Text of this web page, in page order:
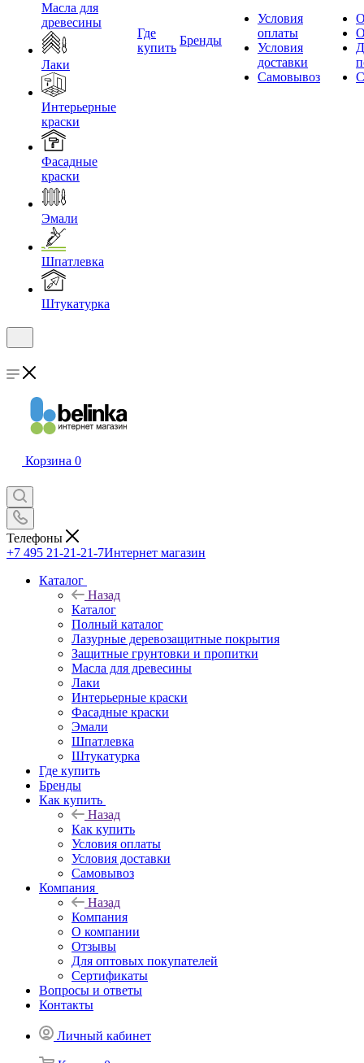
Масла для
древесины
Лаки
Интерьерные
краски
Фасадные
краски
Эмали
Шпатлевка
Штукатурка
Где
купить
Бренды
Условия
оплаты
Условия
доставки
Самовывоз
Корзина 0
Телефоны
+7 495 21-21-21-7Интернет магазин
Каталог
Назад
Каталог
Полный каталог
Лазурные деревозащитные покрытия
Защитные грунтовки и пропитки
Масла для древесины
Лаки
Интерьерные краски
Фасадные краски
Эмали
Шпатлевка
Штукатурка
Где купить
Бренды
Как купить
Назад
Как купить
Условия оплаты
Условия доставки
Самовывоз
Компания
Назад
Компания
О компании
Отзывы
Для оптовых покупателей
Сертификаты
Вопросы и ответы
Контакты
Личный кабинет